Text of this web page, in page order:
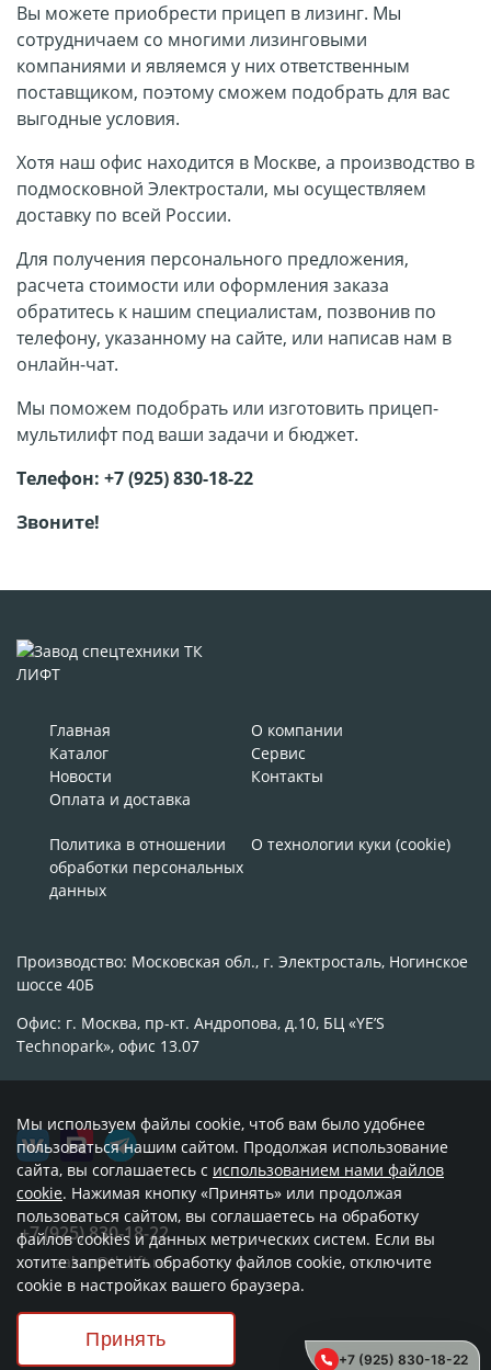
Вы можете приобрести прицеп в лизинг. Мы
сотрудничаем со многими лизинговыми
компаниями и являемся у них ответственным
поставщиком, поэтому сможем подобрать для вас
выгодные условия.
Хотя наш офис находится в Москве, а производство в
подмосковной Электростали, мы осуществляем
доставку по всей России.
Для получения персонального предложения,
расчета стоимости или оформления заказа
обратитесь к нашим специалистам, позвонив по
телефону, указанному на сайте, или написав нам в
онлайн-чат.
Мы поможем подобрать или изготовить прицеп-
мультилифт под ваши задачи и бюджет.
Телефон: +7 (925) 830-18-22
Звоните!
Главная
О компании
Каталог
Сервис
Новости
Контакты
Оплата и доставка
Политика в отношении
обработки персональных
данных
О технологии куки (cookie)
Производство: Московская обл., г. Электросталь, Ногинское
шоссе 40Б
Офис: г. Москва, пр-кт. Андропова, д.10, БЦ «YE’S
Technopark», офис 13.07
+7 (925) 830-18-22
zakaz@tk-lift.ru
© 2018 - 2026 гг. ООО «ТК ЛИФТ»
Мы используем файлы cookie, чтоб вам было удобнее
пользоваться нашим сайтом. Продолжая использование
сайта, вы соглашаетесь с использованием нами файлов
cookie. Нажимая кнопку «Принять» или продолжая
пользоваться сайтом, вы соглашаетесь на обработку
файлов cookies и данных метрических систем. Если вы
хотите запретить обработку файлов cookie, отключите
cookie в настройках вашего браузера.
Принять
+7 (925) 830-18-22